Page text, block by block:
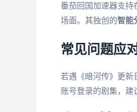
番茄回国加速器支持
场面。其独创的智能
常见问题应
若遇《暗河传》更新
账号登录的剧集，建